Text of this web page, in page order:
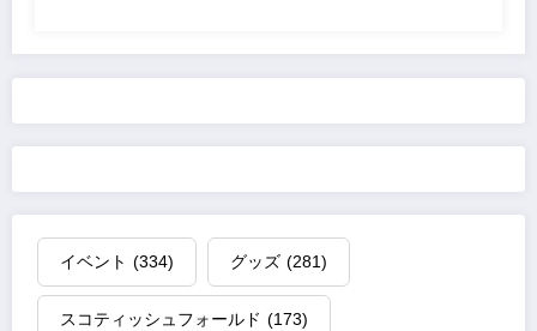
イベント (334) グッズ (281)
スコティッシュフォールド (173)